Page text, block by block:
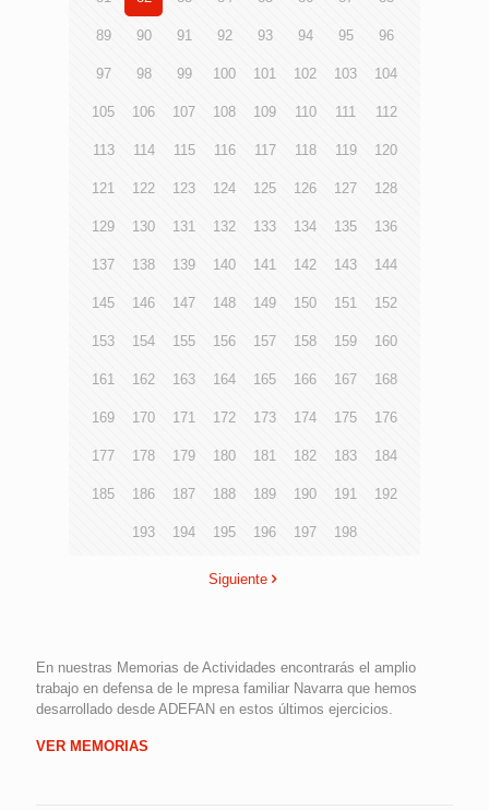
89 90 91 92 93 94 95 96
97 98 99 100 101 102 103 104
105 106 107 108 109 110 111 112
113 114 115 116 117 118 119 120
121 122 123 124 125 126 127 128
129 130 131 132 133 134 135 136
137 138 139 140 141 142 143 144
145 146 147 148 149 150 151 152
153 154 155 156 157 158 159 160
161 162 163 164 165 166 167 168
169 170 171 172 173 174 175 176
177 178 179 180 181 182 183 184
185 186 187 188 189 190 191 192
193 194 195 196 197 198
Siguiente
En nuestras Memorias de Actividades encontrarás el amplio
trabajo en defensa de le mpresa familiar Navarra que hemos
desarrollado desde ADEFAN en estos últimos ejercicios.
VER MEMORIAS